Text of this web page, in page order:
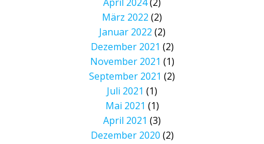
März 2022 (2)
Januar 2022 (2)
Dezember 2021 (2)
November 2021 (1)
September 2021 (2)
Juli 2021 (1)
Mai 2021 (1)
April 2021 (3)
Dezember 2020 (2)